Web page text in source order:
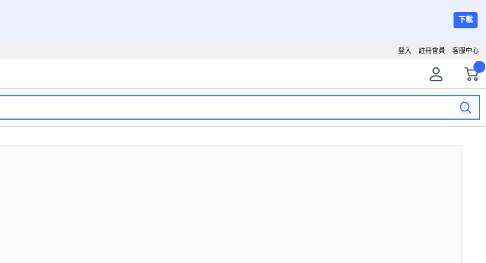
下載
客服中心
註冊會員
登入